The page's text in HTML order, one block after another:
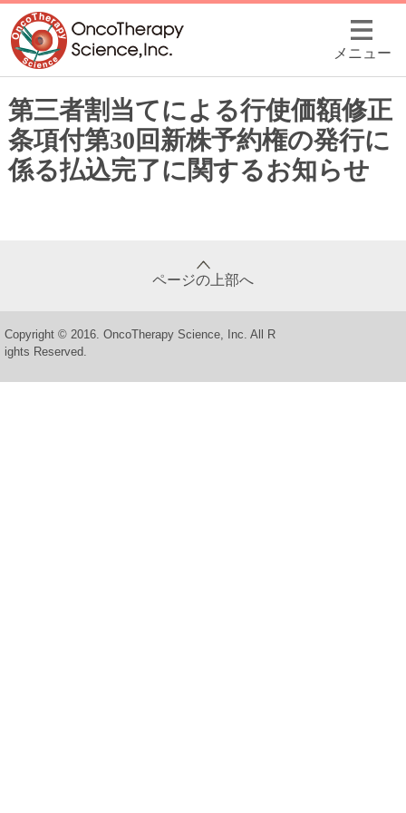
メニュー
第三者割当てによる行使価額修正
条項付第30回新株予約権の発行に
係る払込完了に関するお知らせ
ページの上部へ
Copyright © 2016. OncoTherapy Science, Inc. All R
ights Reserved.